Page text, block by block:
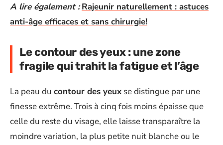
A lire également : Rajeunir naturellement : astuces
anti-âge efficaces et sans chirurgie!
Le contour des yeux : une zone
fragile qui trahit la fatigue et l’âge
La peau du contour des yeux se distingue par une
finesse extrême. Trois à cinq fois moins épaisse que
celle du reste du visage, elle laisse transparaître la
moindre variation, la plus petite nuit blanche ou le